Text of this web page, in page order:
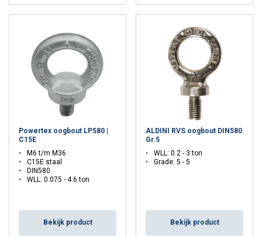
Powertex oogbout LP580 |
C15E
M6 t/m M36
C15E staal
DIN580
WLL: 0.075 - 4.6 ton
Bekijk product
ALDINI RVS oogbout DIN580
Gr.5
WLL: 0.2 - 3 ton
Grade: 5 - 5
Bekijk product